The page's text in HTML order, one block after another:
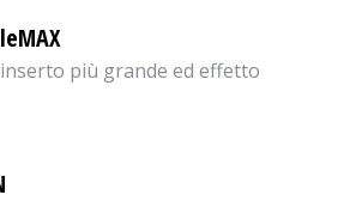
più grande ed effetto